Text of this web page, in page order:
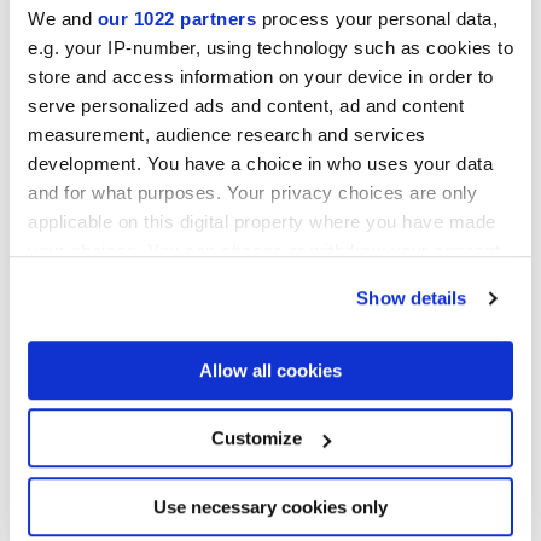
We and our 1022 partners process your personal data,
e.g. your IP-number, using technology such as cookies to
store and access information on your device in order to
serve personalized ads and content, ad and content
measurement, audience research and services
development. You have a choice in who uses your data
and for what purposes. Your privacy choices are only
applicable on this digital property where you have made
If you allow, we would also like to:
Collect information about your geographical
location which can be accurate to within several
Identify your device by actively scanning it for
specific characteristics (fingerprinting)
Find out more about how your personal data is processed
and set your preferences in thedetails section.
Show details
Allow all cookies
Customize
Use necessary cookies only
LONGARINE BRIO AGAVE LONGARINE BRIO
FIORDALISO
LONGARINE BRIO LONGARINE BRIO MIRTO